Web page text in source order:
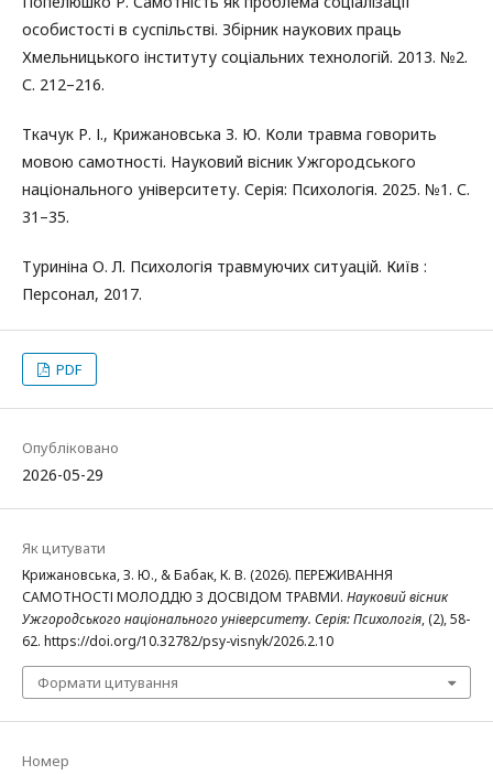
особистості в суспільстві. Збірник наукових праць
Хмельницького інституту соціальних технологій. 2013. №2.
С. 212–216.
Ткачук Р. І., Крижановська З. Ю. Коли травма говорить
мовою самотності. Науковий вісник Ужгородського
національного університету. Серія: Психологія. 2025. №1. С.
31–35.
Туриніна О. Л. Психологія травмуючих ситуацій. Київ :
Персонал, 2017.
PDF
Опубліковано
2026-05-29
Як цитувати
Крижановська, З. Ю., & Бабак, К. В. (2026). ПЕРЕЖИВАННЯ
САМОТНОСТІ МОЛОДДЮ З ДОСВІДОМ ТРАВМИ. Науковий вісник
Ужгородського національного університету. Серія: Психологія, (2), 58-
62. https://doi.org/10.32782/psy-visnyk/2026.2.10
Формати цитування
Номер